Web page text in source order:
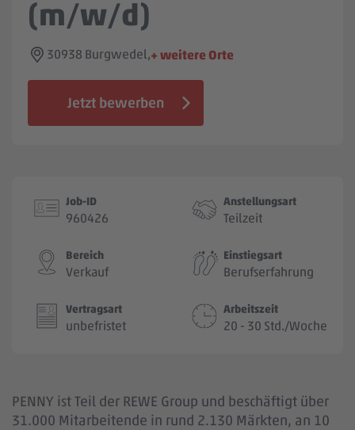
(m/w/d)
30938 Burgwedel,+ weitere Orte
Jetzt bewerben
Job-ID
960426
Anstellungsart
Teilzeit
Bereich
Verkauf
Einstiegsart
Berufserfahrung
Vertragsart
unbefristet
Arbeitszeit
20 - 30 Std./Woche
PENNY ist Teil der REWE Group und beschäftigt über
31.000 Mitarbeitende in rund 2.130 Märkten, an 10